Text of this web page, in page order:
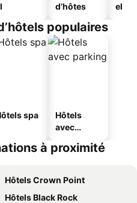
d’hôtes
el
populaires
spa
Hôtels
avec
à proximité
Hôtels Crown Point
Hôtels Black Rock